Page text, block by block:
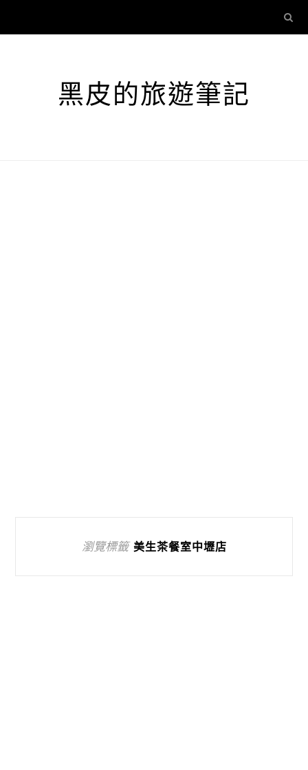
黑皮的旅遊筆記
瀏覽標籤 美生茶餐室中壢店